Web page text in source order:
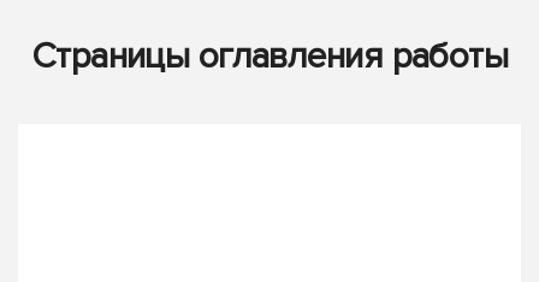
Страницы оглавления работы